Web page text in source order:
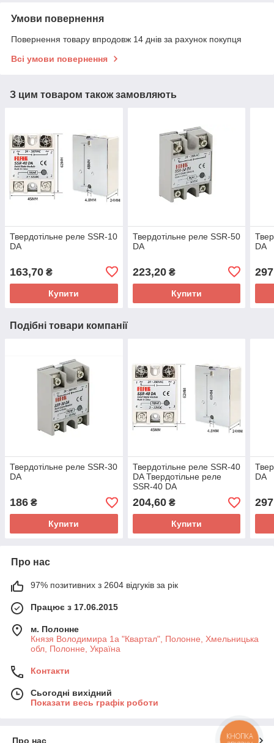
Умови повернення
Повернення товару впродовж 14 днів за рахунок покупця
Всі умови повернення
З цим товаром також замовляють
Твердотільне реле SSR-10
DA
163,70 ₴
Купити
Твердотільне реле SSR-50
DA
223,20₴
Купити
DA
Подібні товари компанії
Твердотільне реле SSR-30
DA
186 ₴
Купити
Твердотільне реле SSR-40
DA Твердотільне реле
SSR-40 DA
204,60₴
Купити
DA
Про нас
97% позитивних з 2604 відгуків за рік
Працює з 17.06.2015
м. Полонне
Князя Володимира 1а "Квартал", Полонне, Хмельницька
обл, Полонне, Україна
Контакти
Сьогодні вихідний
Показати весь графік роботи
Про нас
КНОПКА